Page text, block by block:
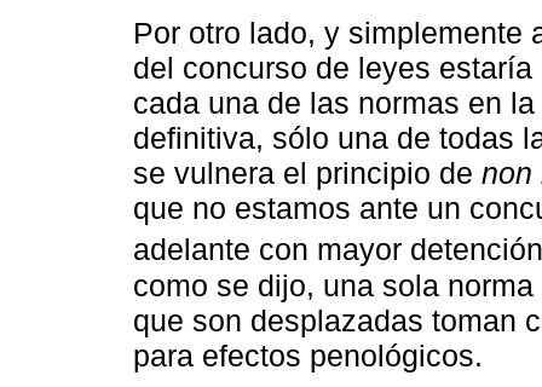
Por otro lado, y simplemente
del concurso de leyes
cada una de las normas en
definitiva, sólo una de todas
se vulnera el principio de non
que no estamos ante un
adelante con mayor
como se dijo, una sola
que son desplazadas toman
para efectos penológicos.